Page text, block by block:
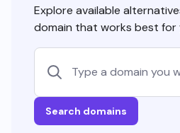
Explore available
domain that works best for
Search domains